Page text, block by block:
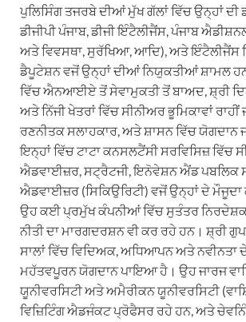
ਪੁਲਿਸਿੰਗ ਤਜਰਬੇ ਦੀਆਂ ਮੁੱਖ ਗੱਲਾਂ ਵਿੱਚ ਉਨ੍ਹਾਂ
ਡੀਜੀਪੀ ਪੰਜਾਬ, ਡੀਜੀ ਇੰਟੈਲੀਜੈਂਸ, ਪੰਜਾਬ
ਅਤੇ ਵਿਵਸਥਾ, ਸੁਰੱਖਿਆ, ਆਦਿ), ਅਤੇ ਇੰਟੈਲੀਜੈਂਸ
ਡੈਪੂਟੇਸ਼ਨ ਵਜੋਂ ਉਨ੍ਹਾਂ ਦੀਆਂ ਨਿਯੁਕਤੀਆਂ ਸ਼ਾਮਲ
ਵਿੱਚ ਐਨਆਈਏ ਤੋਂ ਸੇਵਾਮੁਕਤੀ ਤੋਂ ਬਾਅਦ, ਸ਼੍ਰੀ
ਅਤੇ ਨਿੱਜੀ ਖੇਤਰਾਂ ਵਿੱਚ ਸੀਨੀਅਰ ਭੂਮਿਕਾਵਾਂ ਰਾਹੀਂ
ਰਣਨੀਤਕ ਸਲਾਹਕਾਰ, ਅਤੇ ਸ਼ਾਸਨ ਵਿੱਚ ਯੋਗਦਾਨ
ਇਨ੍ਹਾਂ ਵਿੱਚ ਟਾਟਾ ਕਨਸਲਟੈਂਸੀ ਸਰਵਿਸਿਜ਼ ਵਿੱਚ
ਐਡਵਾਈਜ਼ਰ, ਸਟ੍ਰੈਟਜੀ, ਇਨੋਵੇਸ਼ਨ ਐਂਡ ਪਬਲਿਕ
ਐਡਵਾਈਜ਼ਰ (ਸਿਕਿਉਰਿਟੀ) ਵਜੋਂ ਉਨ੍ਹਾਂ ਦੇ
ਉਹ ਕਈ ਪ੍ਰਮੁੱਖ ਕੰਪਨੀਆਂ ਵਿੱਚ ਸੁਤੰਤਰ
ਨੀਤੀ ਦਾ ਮਾਰਗਦਰਸ਼ਨ ਵੀ ਕਰ ਰਹੇ ਹਨ। ਸ਼੍ਰੀ
ਸਾਲਾਂ ਵਿੱਚ ਵਿਦਿਅਕ, ਅਧਿਆਪਨ ਅਤੇ ਨਵੀਨਤਾ
ਮਹੱਤਵਪੂਰਨ ਯੋਗਦਾਨ ਪਾਇਆ ਹੈ। ਉਹ ਜਾਰਜ
ਯੂਨੀਵਰਸਿਟੀ ਅਤੇ ਅਮੈਰੀਕਨ ਯੂਨੀਵਰਸਿਟੀ
ਵਿਜ਼ਿਟਿੰਗ ਐਡਜੰਕਟ ਪ੍ਰੋਫੈਸਰ ਰਹੇ ਹਨ, ਅਤੇ